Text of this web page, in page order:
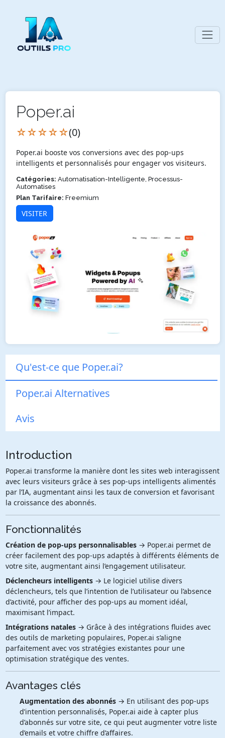
Poper.ai
☆☆☆☆☆(0)
Poper.ai booste vos conversions avec des pop-ups
intelligents et personnalisés pour engager vos visiteurs.
Catégories: Automatisation-Intelligente, Processus-
Automatises
Plan Tarifaire: Freemium
VISITER
Qu'est-ce que Poper.ai?
Poper.ai Alternatives
Avis
Introduction
Poper.ai transforme la manière dont les sites web interagissent
avec leurs visiteurs grâce à ses pop-ups intelligents alimentés
par l’IA, augmentant ainsi les taux de conversion et favorisant
la croissance des abonnés.
Fonctionnalités
Création de pop-ups personnalisables→ Poper.ai permet de
créer facilement des pop-ups adaptés à différents éléments de
votre site, augmentant ainsi l’engagement utilisateur.
Déclencheurs intelligents→ Le logiciel utilise divers
déclencheurs, tels que l’intention de l’utilisateur ou l’absence
d’activité, pour afficher des pop-ups au moment idéal,
maximisant l’impact.
Intégrations natales→ Grâce à des intégrations fluides avec
des outils de marketing populaires, Poper.ai s’aligne
parfaitement avec vos stratégies existantes pour une
optimisation stratégique des ventes.
Avantages clés
Augmentation des abonnés→ En utilisant des pop-ups
d’intention personnalisés, Poper.ai aide à capter plus
d’abonnés sur votre site, ce qui peut augmenter votre liste
d’emails et votre chiffre d’affaires.